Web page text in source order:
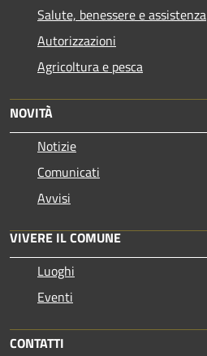
Salute, benessere e assistenza
Autorizzazioni
Agricoltura e pesca
NOVITÀ
Notizie
Comunicati
Avvisi
VIVERE IL COMUNE
Luoghi
Eventi
CONTATTI